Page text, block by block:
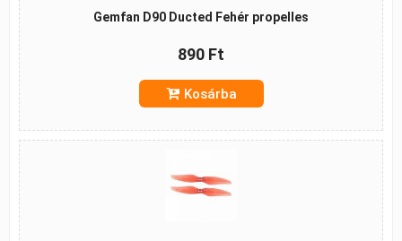
Gemfan D90 Ducted Fehér propelles
890 Ft
Kosárba